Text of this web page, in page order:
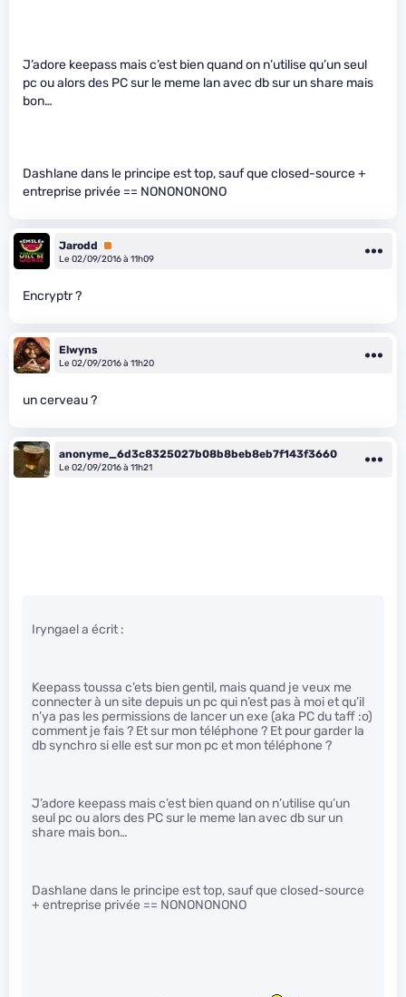
J’adore keepass mais c’est bien quand on n’utilise qu’un seul
pc ou alors des PC sur le meme lan avec db sur un share mais
bon…
Dashlane dans le principe est top, sauf que closed-source +
entreprise privée == NONONONONO
Jarodd
Premium
Le 02/09/2016 à 11h09
Encryptr ?
Elwyns
Le 02/09/2016 à 11h20
un cerveau ?
anonyme_6d3c8325027b08b8beb8eb7f143f3660
Le 02/09/2016 à 11h21
Iryngael a écrit :
Keepass toussa c’ets bien gentil, mais quand je veux me
connecter à un site depuis un pc qui n’est pas à moi et qu’il
n’ya pas les permissions de lancer un exe (aka PC du taff :o)
comment je fais ? Et sur mon téléphone ? Et pour garder la
db synchro si elle est sur mon pc et mon téléphone ?
J’adore keepass mais c’est bien quand on n’utilise qu’un
seul pc ou alors des PC sur le meme lan avec db sur un
share mais bon…
Dashlane dans le principe est top, sauf que closed-source
+ entreprise privée == NONONONONO